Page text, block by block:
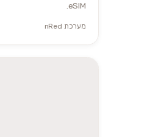
eSIM.
מערכת nRed